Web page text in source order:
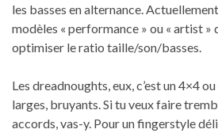
les basses en alternance.
modèles « performance » ou « artist »
optimiser le ratio taille/son/basses.
Les dreadnoughts, eux, c’est un 4×4
larges, bruyants. Si tu veux faire
accords, vas-y. Pour un fingerstyle